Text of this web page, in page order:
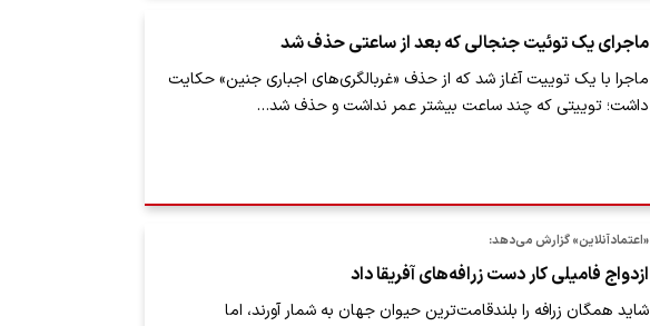
ماجرای یک توئیت جنجالی که بعد از ساعتی حذف شد
ماجرا با یک توییت آغاز شد که از حذف «غربالگری‌های اجباری جنین» حکایت
داشت؛ توییتی که چند ساعت بیشتر عمر نداشت و حذف شد…
«اعتمادآنلاین» گزارش می‌دهد:
ازدواج فامیلی کار دست زرافه‌های آفریقا داد
شاید همگان زرافه را بلندقامت͏‌ترین حیوان جهان به شمار آورند، اما